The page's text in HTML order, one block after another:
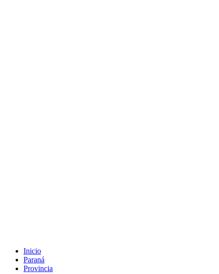
Inicio
Paraná
Provincia